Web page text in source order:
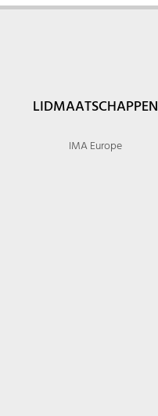
LIDMAATSCHAPPEN
IMA Europe